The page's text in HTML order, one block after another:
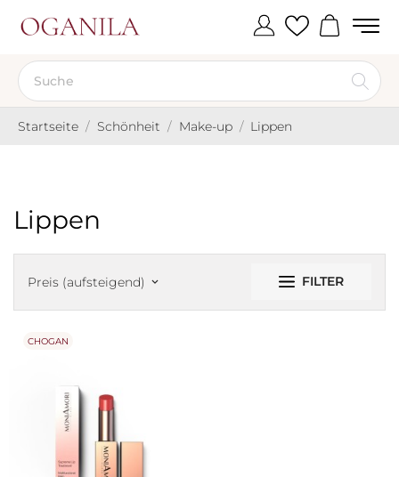
Startseite Schönheit Make-up Lippen
Lippen
Preis (aufsteigend) keyboard_arrow_down FILTER
CHOGAN